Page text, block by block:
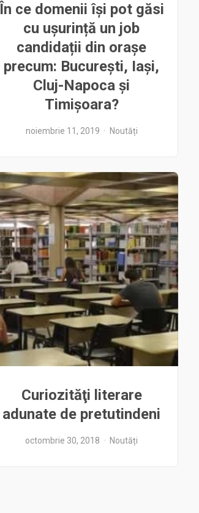
În ce domenii își pot găsi
cu ușurință un job
candidații din orașe
precum: București, Iași,
Cluj-Napoca și
Timișoara?
noiembrie 11, 2019 Noutăți
Curiozităţi literare
adunate de pretutindeni
octombrie 30, 2018 Noutăți